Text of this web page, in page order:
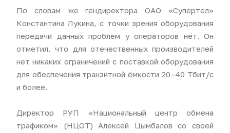
По словам же гендиректора ОАО «Супертел»
Константина Лукина, с точки зрения оборудования
передачи данных проблем у операторов нет. Он
отметил, что для отечественных производителей
нет никаких ограничений с поставкой оборудования
для обеспечения транзитной ёмкости 20–40 Тбит/с
и более.
Директор РУП «Национальный центр обмена
трафиком» (НЦОТ) Алексей Цымбалов со своей